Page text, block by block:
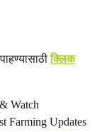
क्लिक
& Watch
Farming Updates